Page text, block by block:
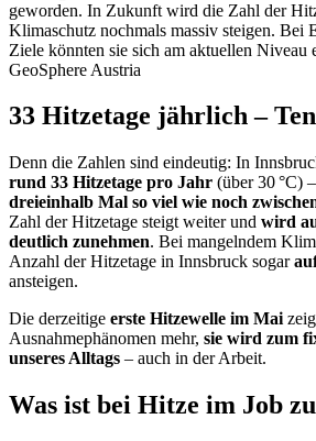
geworden. In Zukunft wird die Zahl der
Klimaschutz nochmals massiv steigen. Bei
Ziele könnten sie sich am aktuellen Niveau
GeoSphere Austria
33 Hitzetage jährlich –
Denn die Zahlen sind eindeutig: In
rund 33 Hitzetage pro Jahr (über 30 °C)
dreieinhalb Mal so viel wie noch
Zahl der Hitzetage steigt weiter und wird
deutlich zunehmen. Bei mangelndem
Anzahl der Hitzetage in Innsbruck sogar
ansteigen.
Die derzeitige erste Hitzewelle im Mai
Ausnahmephänomen mehr, sie wird zum
unseres Alltags – auch in der Arbeit.
Was ist bei Hitze im Job